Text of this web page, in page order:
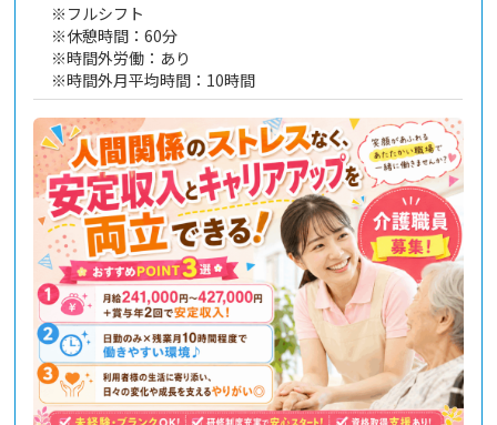
※フルシフト
※休憩時間：60分
※時間外労働：あり
※時間外月平均時間：10時間